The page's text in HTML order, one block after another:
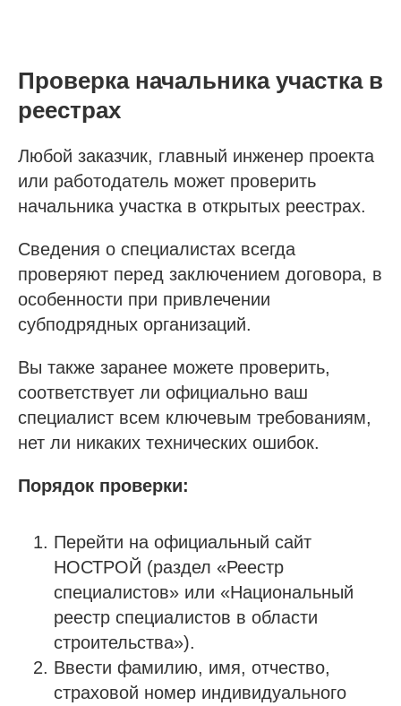
Проверка начальника участка в
реестрах
Любой заказчик, главный инженер проекта
или работодатель может проверить
начальника участка в открытых реестрах.
Сведения о специалистах всегда
проверяют перед заключением договора, в
особенности при привлечении
субподрядных организаций.
Вы также заранее можете проверить,
соответствует ли официально ваш
специалист всем ключевым требованиям,
нет ли никаких технических ошибок.
Порядок проверки:
Перейти на официальный сайт
НОСТРОЙ (раздел «Реестр
специалистов» или «Национальный
реестр специалистов в области
строительства»).
Ввести фамилию, имя, отчество,
страховой номер индивидуального
Услуги
Строительно-монтажные СРО
Независимая оценка квалификации (НОК)
Продажа готовой компании (ООО)
Получить аккредитацию ФКР
Пройти отбор на тендеры в ФКР
Актуальные отборы ФКР в вашем регионе
9:00 - 18:00 Пн-Пт
Доп услуги
Сообщество в Telegram
@sro_nostroy_nopriz1